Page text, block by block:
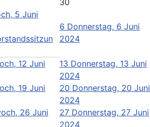
5 Juni
6 Donnerstag, 6 Juni
2024
12 Juni 13 Donnerstag, 13 Juni
2024
19 Juni
20 Donnerstag, 20 Juni
2024
26 Juni
27 Donnerstag, 27 Juni
2024